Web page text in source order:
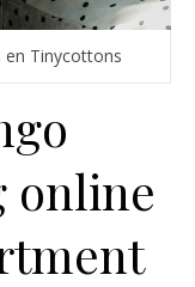
en Tinycottons
online